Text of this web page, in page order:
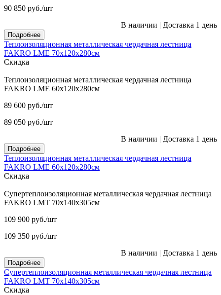
90 850 руб./шт
В наличии | Доставка 1 день
Подробнее
Теплоизоляционная металлическая чердачная лестница
FAKRO LME 70х120х280см
Скидка
Теплоизоляционная металлическая чердачная лестница
FAKRO LME 60х120х280см
89 600 руб./шт
89 050 руб./шт
В наличии | Доставка 1 день
Подробнее
Теплоизоляционная металлическая чердачная лестница
FAKRO LME 60х120х280см
Скидка
Супертеплоизоляционная металлическая чердачная лестница
FAKRO LMT 70х140х305см
109 900 руб./шт
109 350 руб./шт
В наличии | Доставка 1 день
Подробнее
Супертеплоизоляционная металлическая чердачная лестница
FAKRO LMT 70х140х305см
Скидка